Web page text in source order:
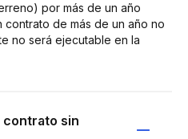
por más de un año
de más de un año no
no será ejecutable en la
contrato sin